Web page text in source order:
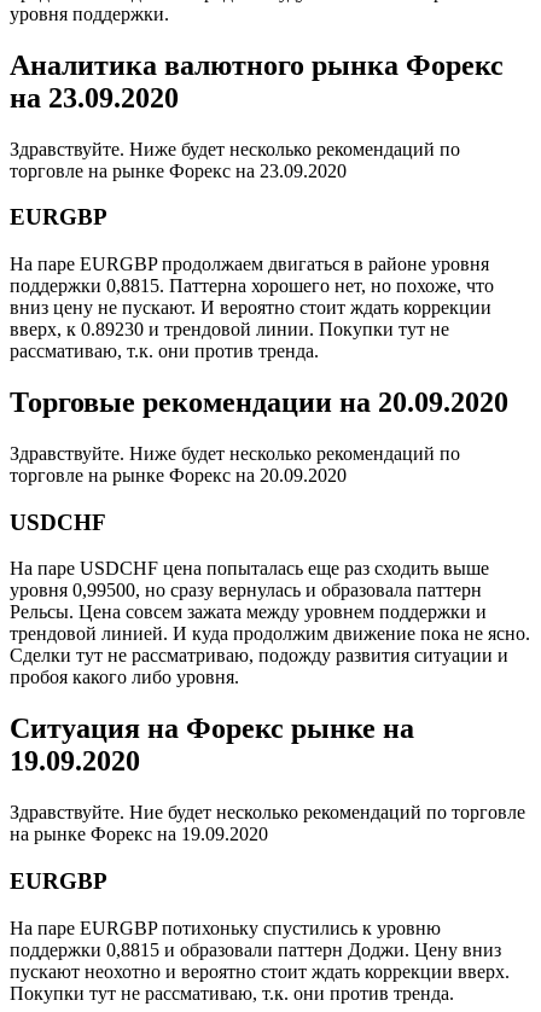
уровня поддержки.
Аналитика валютного рынка Форекс
на 23.09.2020
Здравствуйте. Ниже будет несколько рекомендаций по
торговле на рынке Форекс на 23.09.2020
EURGBP
На паре EURGBP продолжаем двигаться в районе уровня
поддержки 0,8815. Паттерна хорошего нет, но похоже, что
вниз цену не пускают. И вероятно стоит ждать коррекции
вверх, к 0.89230 и трендовой линии. Покупки тут не
рассмативаю, т.к. они против тренда.
Торговые рекомендации на 20.09.2020
Здравствуйте. Ниже будет несколько рекомендаций по
торговле на рынке Форекс на 20.09.2020
USDCHF
На паре USDCHF цена попыталась еще раз сходить выше
уровня 0,99500, но сразу вернулась и образовала паттерн
Рельсы. Цена совсем зажата между уровнем поддержки и
трендовой линией. И куда продолжим движение пока не ясно.
Сделки тут не рассматриваю, подожду развития ситуации и
пробоя какого либо уровня.
Ситуация на Форекс рынке на
19.09.2020
Здравствуйте. Ние будет несколько рекомендаций по торговле
на рынке Форекс на 19.09.2020
EURGBP
На паре EURGBP потихоньку спустились к уровню
поддержки 0,8815 и образовали паттерн Доджи. Цену вниз
пускают неохотно и вероятно стоит ждать коррекции вверх.
Покупки тут не рассмативаю, т.к. они против тренда.